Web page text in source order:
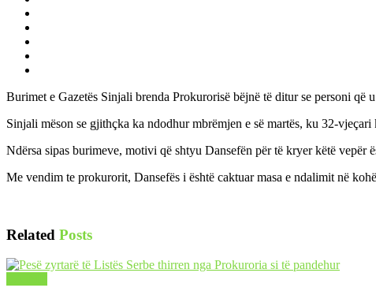
Burimet e Gazetës Sinjali brenda Prokurorisë bëjnë të ditur se personi që
Sinjali mëson se gjithçka ka ndodhur mbrëmjen e së martës, ku 32-
Ndërsa sipas burimeve, motivi që shtyu Dansefën për të kryer këtë vepër
Me vendim te prokurorit, Dansefës i është caktuar masa e ndalimit në
Related Posts